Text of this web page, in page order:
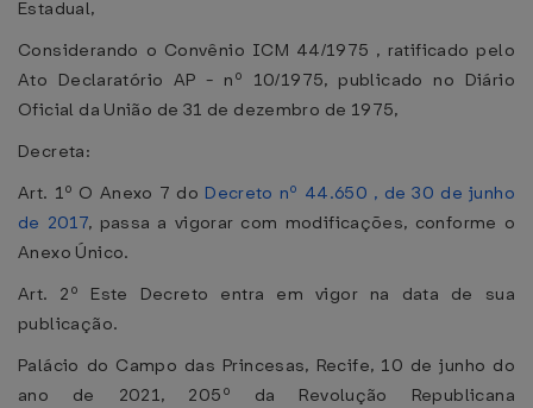
Estadual,
Considerando o Convênio ICM 44/1975 , ratificado pelo
Ato Declaratório AP - nº 10/1975, publicado no Diário
Oficial da União de 31 de dezembro de 1975,
Decreta:
Art. 1º O Anexo 7 do Decreto nº 44.650 , de 30 de junho
de 2017, passa a vigorar com modificações, conforme o
Anexo Único.
Art. 2º Este Decreto entra em vigor na data de sua
publicação.
Palácio do Campo das Princesas, Recife, 10 de junho do
ano de 2021, 205º da Revolução Republicana